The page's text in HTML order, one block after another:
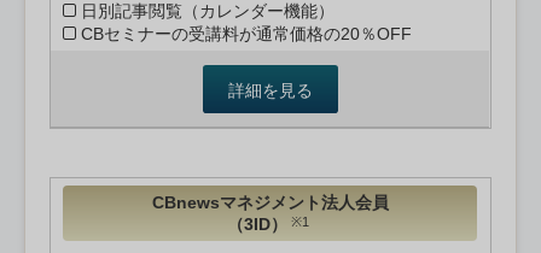
日別記事閲覧（カレンダー機能）
CBセミナーの受講料が通常価格の20％OFF
詳細を見る
CBnewsマネジメント法人会員
（3ID）
※1